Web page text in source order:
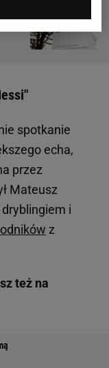
spotkanie
echa,
przez
Mateusz
i
z
też na